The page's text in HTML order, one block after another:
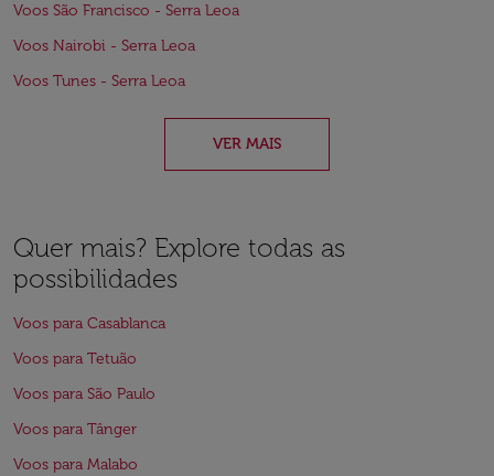
Voos São Francisco - Serra Leoa
Voos Nairobi - Serra Leoa
Voos Tunes - Serra Leoa
VER MAIS
Quer mais? Explore todas as
possibilidades
Voos para Casablanca
Voos para Tetuão
Voos para São Paulo
Voos para Tânger
Voos para Malabo